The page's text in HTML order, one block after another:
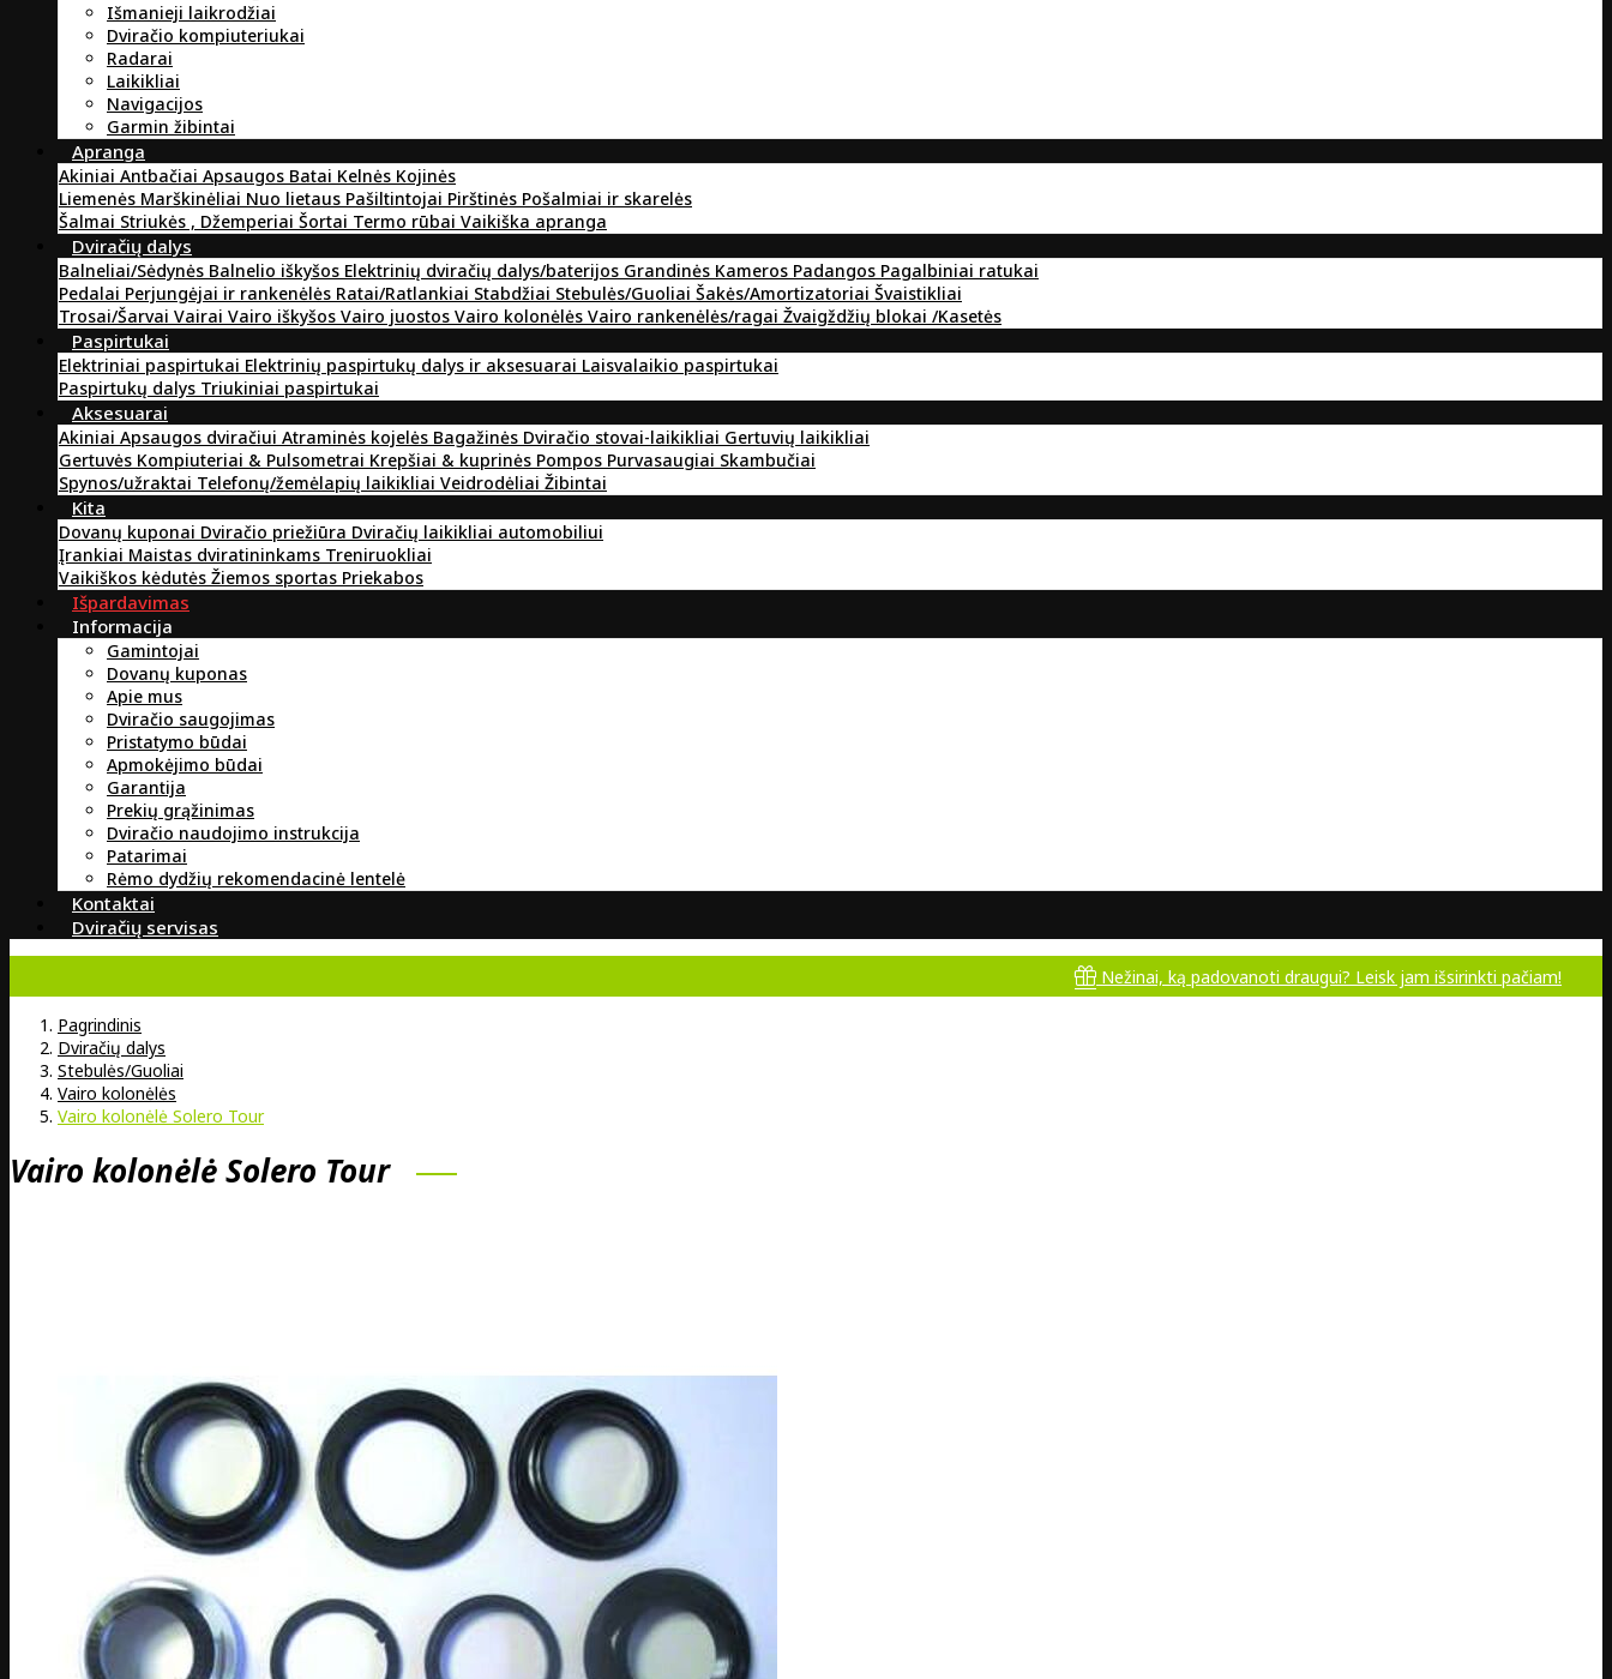
Išmanieji laikrodžiai
Dviračio kompiuteriukai
Radarai
Laikikliai
Navigacijos
Garmin žibintai
Apranga
Akiniai Antbačiai Apsaugos Batai Kelnės Kojinės
Liemenės Marškinėliai Nuo lietaus Pašiltintojai Pirštinės Pošalmiai ir skarelės
Šalmai Striukės , Džemperiai Šortai Termo rūbai Vaikiška apranga
Dviračių dalys
Balneliai/Sėdynės Balnelio iškyšos Elektrinių dviračių dalys/baterijos Grandinės Kameros Padangos Pagalbiniai ratukai
Pedalai Perjungėjai ir rankenėlės Ratai/Ratlankiai Stabdžiai Stebulės/Guoliai Šakės/Amortizatoriai Švaistikliai
Trosai/Šarvai Vairai Vairo iškyšos Vairo juostos Vairo kolonėlės Vairo rankenėlės/ragai Žvaigždžių blokai /Kasetės
Paspirtukai
Elektriniai paspirtukai Elektrinių paspirtukų dalys ir aksesuarai Laisvalaikio paspirtukai
Paspirtukų dalys Triukiniai paspirtukai
Aksesuarai
Akiniai Apsaugos dviračiui Atraminės kojelės Bagažinės Dviračio stovai-laikikliai Gertuvių laikikliai
Gertuvės Kompiuteriai & Pulsometrai Krepšiai & kuprinės Pompos Purvasaugiai Skambučiai
Spynos/užraktai Telefonų/žemėlapių laikikliai Veidrodėliai Žibintai
Kita
Dovanų kuponai Dviračio priežiūra Dviračių laikikliai automobiliui
Įrankiai Maistas dviratininkams Treniruokliai
Vaikiškos kėdutės Žiemos sportas Priekabos
Išpardavimas
Informacija
Gamintojai
Dovanų kuponas
Apie mus
Dviračio saugojimas
Pristatymo būdai
Apmokėjimo būdai
Garantija
Prekių grąžinimas
Dviračio naudojimo instrukcija
Patarimai
Rėmo dydžių rekomendacinė lentelė
Kontaktai
Dviračių servisas
Nežinai, ką padovanoti draugui? Leisk jam išsirinkti pačiam!
Pagrindinis
Dviračių dalys
Stebulės/Guoliai
Vairo kolonėlės
Vairo kolonėlė Solero Tour
Vairo kolonėlė Solero Tour